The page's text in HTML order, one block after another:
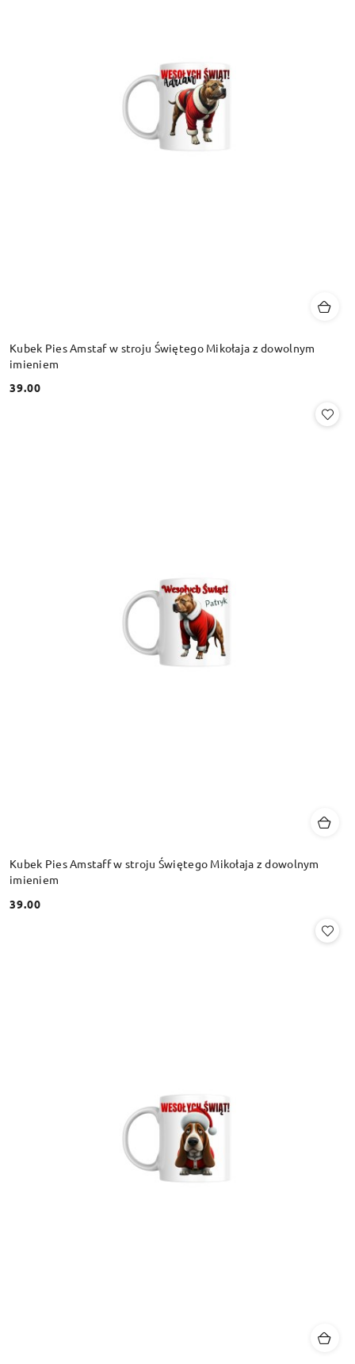
Kubek Pies Amstaf w stroju Świętego Mikołaja z dowolnym
imieniem
Cena:
39.00
Kubek Pies Amstaff w stroju Świętego Mikołaja z dowolnym
imieniem
Cena:
39.00